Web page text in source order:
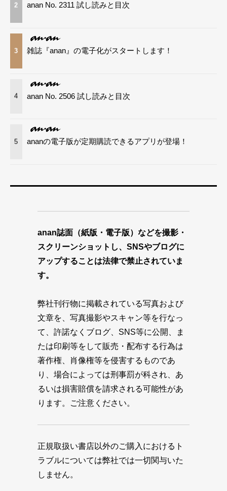
2 anan No. 2311 試し読みと目次
3 雑誌『anan』の電子化がスタートします！
4 anan No. 2506 試し読みと目次
5 ananの電子版が定期購読できるアプリが登場！
anan誌面（紙版・電子版）などを撮影・
スクリーンショットし、SNSやブログに
アップすることは法律で禁止されていま
す。
弊社刊行物に掲載されている写真および
文章を、写真撮影やスキャン等を行なっ
て、許諾なくブログ、SNS等に公開、ま
たは印刷等をして販売・配布する行為は
著作権、肖像権等を侵害するものであ
り、場合によっては刑事罰が科され、あ
るいは損害賠償を請求される可能性があ
ります。ご注意ください。
正規取扱い書店以外のご購入におけるト
ラブルについては弊社では一切関与いた
しません。